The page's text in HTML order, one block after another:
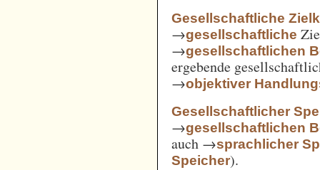
Gesellschaftliche
→gesellschaftliche
→gesellschaftlichen
ergebende
→objektiver
Gesellschaftlicher
→gesellschaftlichen
auch →sprachlicher
Speicher).